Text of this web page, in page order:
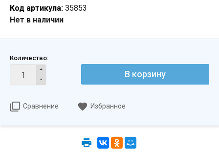
Код артикула: З5853
Нет в наличии
Количество:
В корзину
Сравнение Избранное